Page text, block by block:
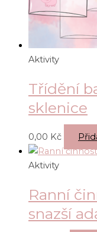
Aktivity
Třídění
sklenice
0,00 Kč
Aktivity
Ranní
snazší